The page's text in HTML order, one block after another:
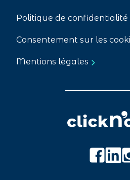
Politique de confidentialité
Consentement sur les
Mentions légales